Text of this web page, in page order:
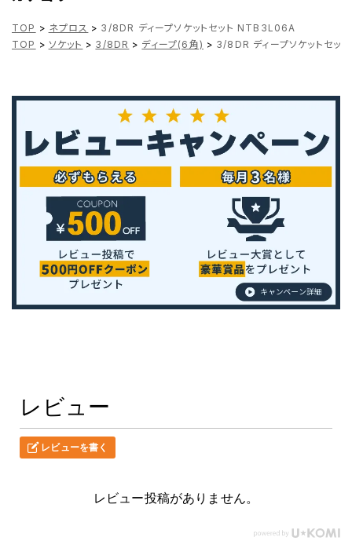
TOP > ネプロス > 3/8DR ディープソケットセット NTB3L06A
TOP > ソケット > 3/8DR > ディープ(6角) > 3/8DR ディープソケットセ
レビュー
レビューを書く
レビュー投稿がありません。